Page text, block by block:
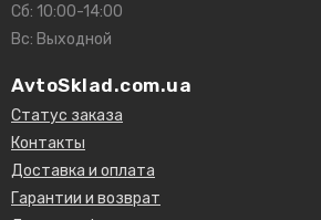
Сб: 10:00-14:00
Вс: Выходной
AvtoSklad.com.ua
Статус заказа
Контакты
Доставка и оплата
Гарантии и возврат